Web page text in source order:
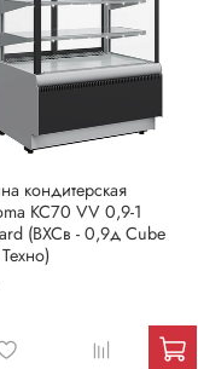
кондитерская
KC70 VV 0,9-1
(ВХСв - 0,9д Cube